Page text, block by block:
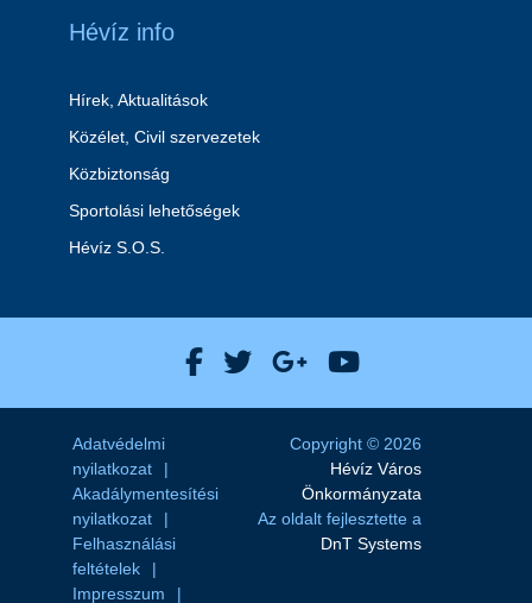
Hévíz info
Hírek, Aktualitások
Közélet, Civil szervezetek
Közbiztonság
Sportolási lehetőségek
Hévíz S.O.S.
Hévíz Város Facebook
Hévíz Város X
Hévíz Város
Hévíz Város
Adatvédelmi
nyilatkozat
Akadálymentesítési
nyilatkozat
Felhasználási
feltételek
Impresszum
Copyright © 2026
Hévíz Város
Önkormányzata
Az oldalt fejlesztette a
DnT Systems